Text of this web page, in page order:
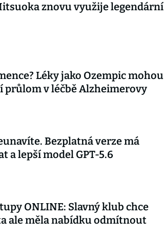
znovu využije legendární
Léky jako Ozempic mohou
průlom v léčbě Alzheimerovy
Bezplatná verze má
a lepší model GPT-5.6
ONLINE: Slavný klub chce
ale měla nabídku odmítnout